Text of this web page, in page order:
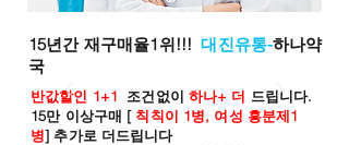
15년간 재구매율1위!!!대진유통-하나약
국
반값할인 1+1 조건없이 하나+ 더 드립니다.
15만 이상구매 [ 칙칙이 1병, 여성 흥분제1
병] 추가로 더드립니다